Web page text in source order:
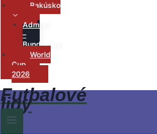
Rakúsko
Admiral
–
Bundesliga
World
Cup
2026
Futbalové
ligy